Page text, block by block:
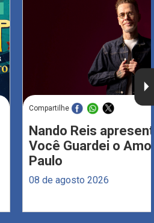
Compartilhe
Nando Reis
Você Guardei o
Paulo
08 de agosto 2026